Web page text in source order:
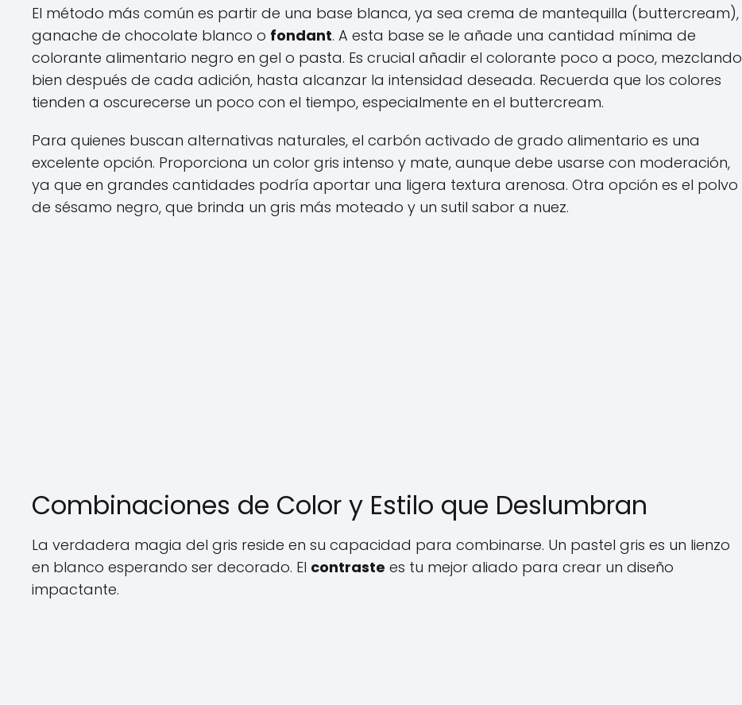
El método más común es partir de una base blanca, ya sea crema de mantequilla (buttercream),
ganache de chocolate blanco o fondant. A esta base se le añade una cantidad mínima de
colorante alimentario negro en gel o pasta. Es crucial añadir el colorante poco a poco, mezclando
bien después de cada adición, hasta alcanzar la intensidad deseada. Recuerda que los colores
tienden a oscurecerse un poco con el tiempo, especialmente en el buttercream.
Para quienes buscan alternativas naturales, el carbón activado de grado alimentario es una
excelente opción. Proporciona un color gris intenso y mate, aunque debe usarse con moderación,
ya que en grandes cantidades podría aportar una ligera textura arenosa. Otra opción es el polvo
de sésamo negro, que brinda un gris más moteado y un sutil sabor a nuez.
Combinaciones de Color y Estilo que Deslumbran
La verdadera magia del gris reside en su capacidad para combinarse. Un pastel gris es un lienzo
en blanco esperando ser decorado. El contraste es tu mejor aliado para crear un diseño
impactante.